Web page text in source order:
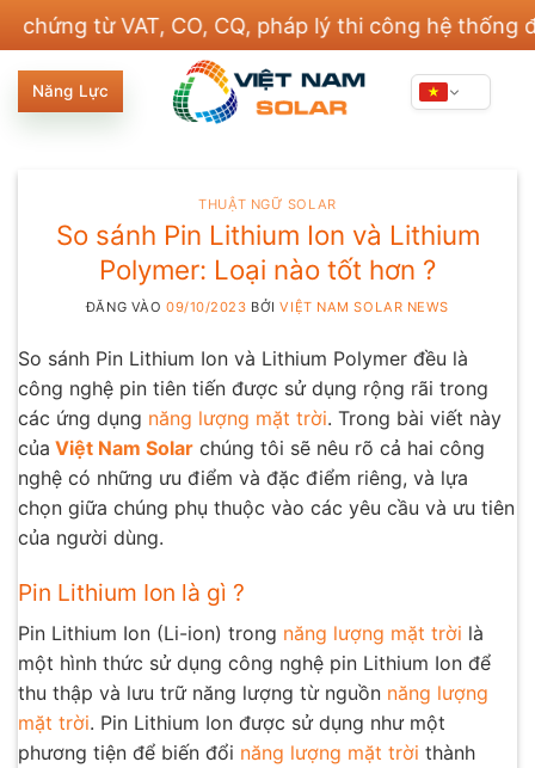
nội
dung
từ VAT, CO, CQ, pháp lý thi công hệ thống điện và
Năng Lực
THUẬT NGỮ SOLAR
So sánh Pin Lithium Ion và Lithium
Polymer: Loại nào tốt hơn ?
ĐĂNG VÀO 09/10/2023 BỞIVIỆT NAM SOLAR NEWS
So sánh Pin Lithium Ion và Lithium Polymer đều là
công nghệ pin tiên tiến được sử dụng rộng rãi trong
các ứng dụng năng lượng mặt trời. Trong bài viết này
của Việt Nam Solar chúng tôi sẽ nêu rõ cả hai công
nghệ có những ưu điểm và đặc điểm riêng, và lựa
chọn giữa chúng phụ thuộc vào các yêu cầu và ưu tiên
của người dùng.
Pin Lithium Ion là gì ?
Pin Lithium Ion (Li-ion) trong năng lượng mặt trời là
một hình thức sử dụng công nghệ pin Lithium Ion để
thu thập và lưu trữ năng lượng từ nguồn năng lượng
mặt trời. Pin Lithium Ion được sử dụng như một
phương tiện để biến đổi năng lượng mặt trời thành